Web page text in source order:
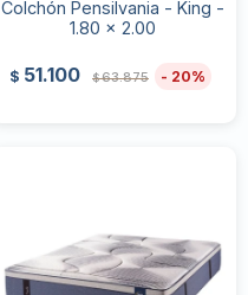
Colchón Pensilvania - King -
1.80 x 2.00
$ 51.100 $63.875 20